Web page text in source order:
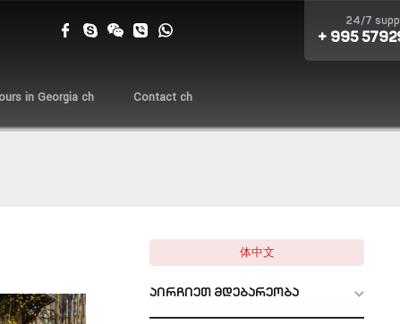
24/7
+ 995
in Georgia ch Contact ch
体中文
აირჩიეთ მდებარეობა